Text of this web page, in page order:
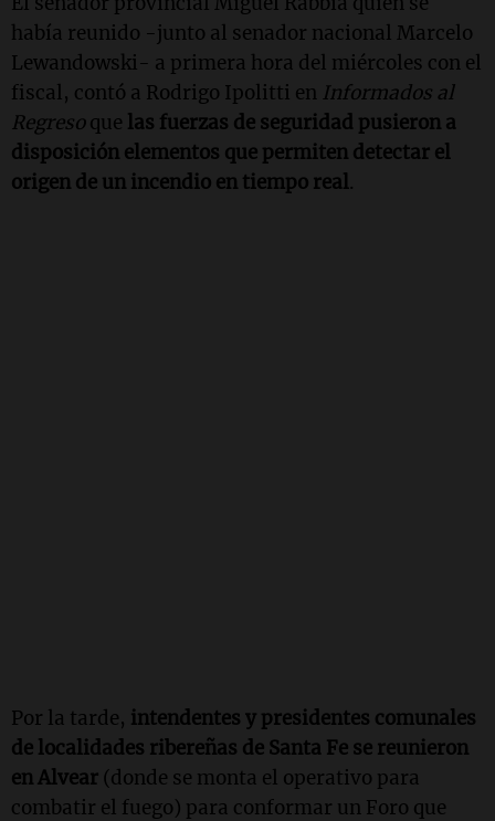
había reunido -junto al senador nacional Marcelo
Lewandowski- a primera hora del miércoles con el
fiscal, contó a Rodrigo Ipolitti en Informados al
Regresoque las fuerzas de seguridad pusieron a
disposición elementos que permiten detectar el
origen de un incendio en tiempo real.
Por la tarde, intendentes y presidentes comunales
de localidades ribereñas de Santa Fe se reunieron
en Alvear (donde se monta el operativo para
combatir el fuego) para conformar un Foro que